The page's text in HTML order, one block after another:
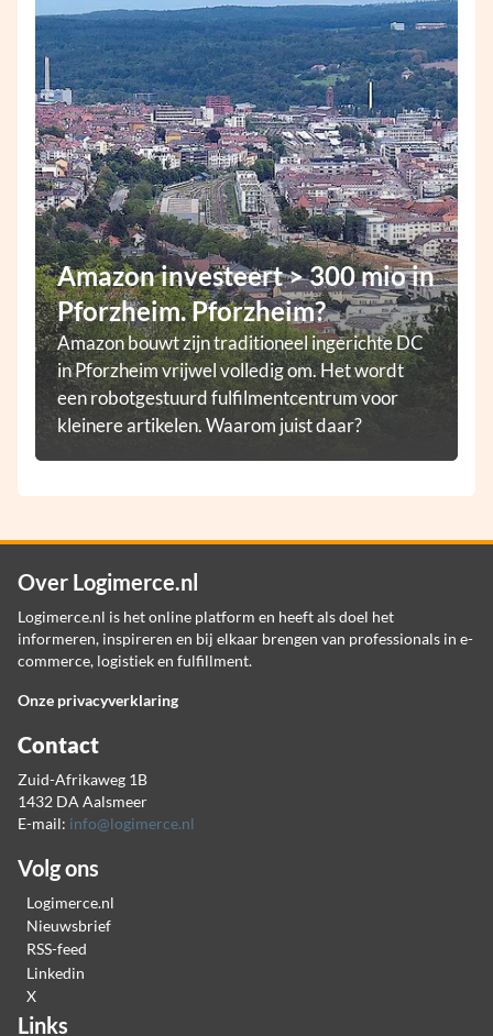
Amazon investeert > 300 mio in
Pforzheim. Pforzheim?
Amazon bouwt zijn traditioneel ingerichte DC
in Pforzheim vrijwel volledig om. Het wordt
een robotgestuurd fulfilmentcentrum voor
kleinere artikelen. Waarom juist daar?
Over Logimerce.nl
Logimerce.nl is het online platform en heeft als doel het
informeren, inspireren en bij elkaar brengen van professionals in e-
commerce, logistiek en fulfillment.
Onze privacyverklaring
Contact
Zuid-Afrikaweg 1B
1432 DA Aalsmeer
E-mail: info@logimerce.nl
Volg ons
Logimerce.nl
Nieuwsbrief
RSS-feed
Linkedin
X
Links